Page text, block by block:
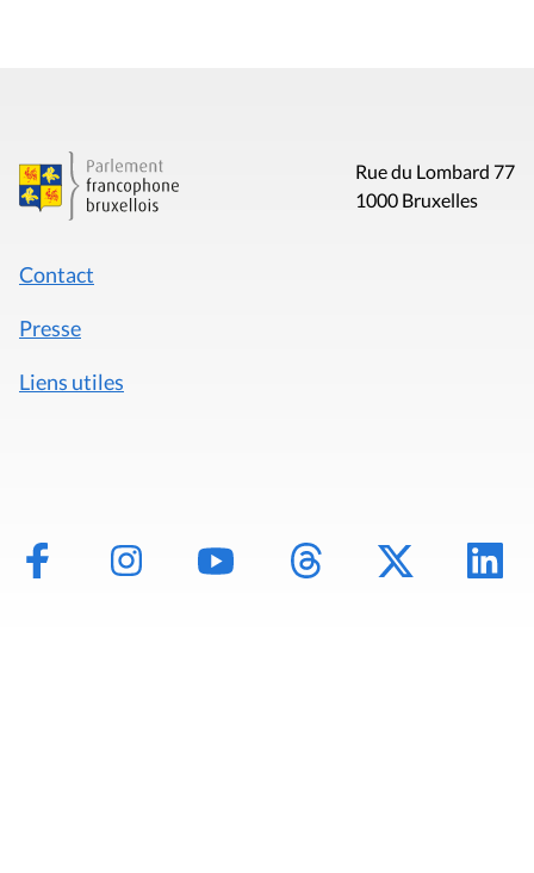
Rue du Lombard 77
1000 Bruxelles
Contact
Presse
Liens utiles